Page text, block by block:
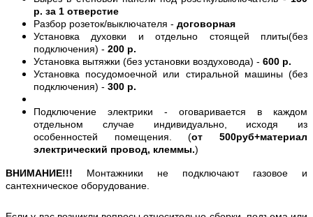
р. за 1 отверстие
Разбор розеток/выключателя - договорная
Установка духовки и отдельно стоящей плиты(без
подключения) - 200 р.
Установка вытяжки (без установки воздуховода) - 600 р.
Установка посудомоечной или стиральной машины (без
подключения) - 300 р.
Подключение электрики - оговаривается в каждом
отдельном случае индивидуально, исходя из
особенностей помещения. (от 500руб+материал
электрический провод, клеммы.)
ВНИМАНИЕ!!! Монтажники не подключают газовое и
сантехническое оборудование.